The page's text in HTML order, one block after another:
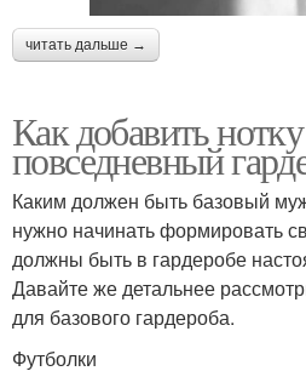
читать дальше →
Как добавить
повседневный
Каким должен быть базовый
нужно начинать формировать
должны быть в гардеробе
Давайте же детальнее
для базового гардероба.
Футболки